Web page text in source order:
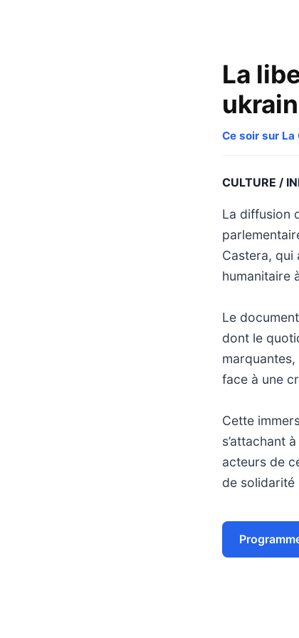
La
Ce soir sur
CULTURE /
La diffusion
Castera, qui
humanitaire
Le
dont le
face à une
Cette
s’attachant
acteurs de
de solidarité